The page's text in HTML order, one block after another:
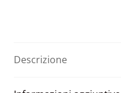
con
r
Descrizione